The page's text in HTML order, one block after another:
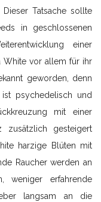
Tatsache sollte
in geschlossenen
einer
White vor allem für ihr
geworden, denn
psychedelisch und
mit einer
zusätzlich gesteigert
harzige Blüten mit
Raucher werden an
weniger erfahrende
langsam an die